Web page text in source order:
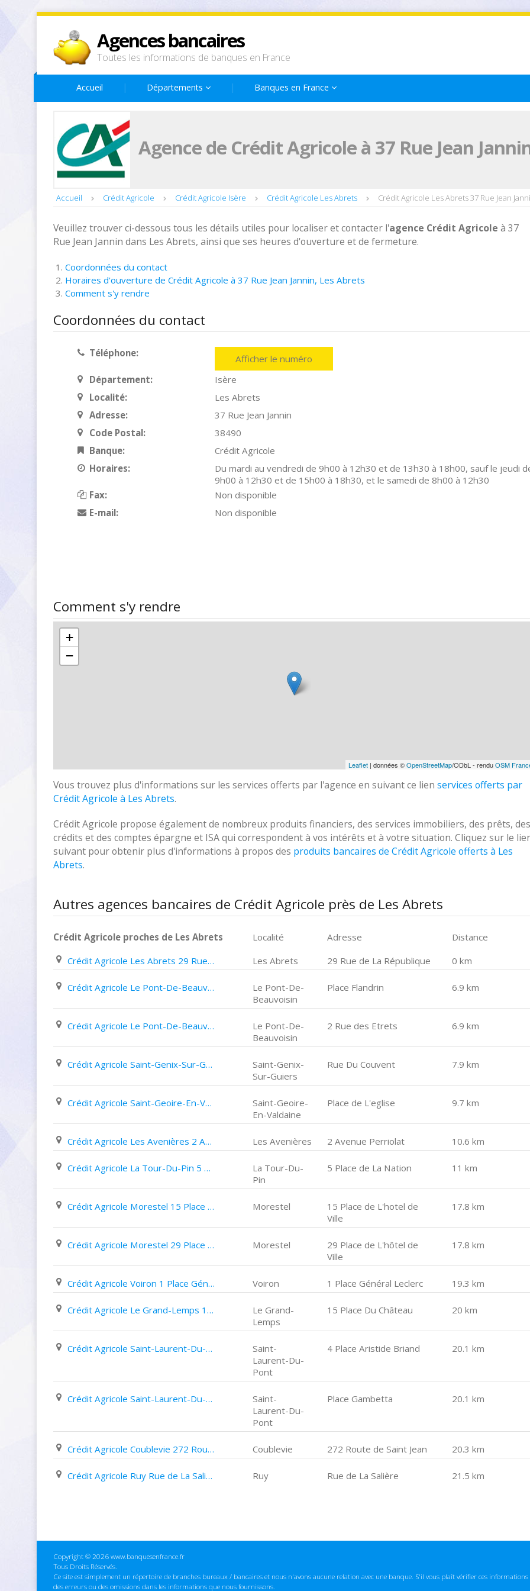
Agences bancaires
Toutes les informations de banques en France
Accueil Départements Banques en France
Agence de Crédit Agricole à 37 Rue Jean
Accueil Crédit Agricole Crédit Agricole Isère Crédit Agricole Les Abrets Crédit Agricole Les Abrets 37 Rue Jean
Veuillez trouver ci-dessous tous les détails utiles pour localiser et contacter l'agence Crédit Agricole à 37
Rue Jean Jannin dans Les Abrets, ainsi que ses heures d'ouverture et de fermeture.
Coordonnées du contact
Horaires d'ouverture de Crédit Agricole à 37 Rue Jean Jannin, Les Abrets
Comment s'y rendre
Coordonnées du contact
Téléphone:
Afficher le numéro
Département:
Isère
Localité:
Les Abrets
Adresse:
37 Rue Jean Jannin
Code Postal:
38490
Banque:
Crédit Agricole
Horaires:
Du mardi au vendredi de 9h00 à 12h30 et de 13h30 à 18h00, sauf le jeudi
9h00 à 12h30 et de 15h00 à 18h30, et le samedi de 8h00 à 12h30
Fax:
Non disponible
E-mail:
Non disponible
Comment s'y rendre
+
−
Leaflet| données ©OpenStreetMap/ODbL - renduOSM
Vous trouvez plus d'informations sur les services offerts par l'agence en suivant ce lien services offerts par
Crédit Agricole à Les Abrets.
Crédit Agricole propose également de nombreux produits financiers, des services immobiliers, des prêts, des
crédits et des comptes épargne et ISA qui correspondent à vos intérêts et à votre situation. Cliquez sur le
suivant pour obtenir plus d'informations à propos des produits bancaires de Crédit Agricole offerts à Les
Abrets.
Autres agences bancaires de Crédit Agricole près de Les Abrets
Crédit Agricole proches de Les Abrets Localité Adresse
Distance
Crédit Agricole Les Abrets 29 Rue de La République
Les Abrets 29 Rue de La République 0 km
Crédit Agricole Le Pont-De-Beauvoisin Place Flandrin
Le Pont-De-
Beauvoisin
Place Flandrin 6.9 km
Crédit Agricole Le Pont-De-Beauvoisin 2 Rue des Etrets
Le Pont-De-
Beauvoisin
2 Rue des Etrets 6.9 km
Crédit Agricole Saint-Genix-Sur-Guiers Rue Du Couvent
Saint-Genix-
Sur-Guiers
Rue Du Couvent 7.9 km
Crédit Agricole Saint-Geoire-En-Valdaine Place de L'eglise
Saint-Geoire-
En-Valdaine
Place de L'eglise 9.7 km
Crédit Agricole Les Avenières 2 Avenue Perriolat Les Avenières 2 Avenue Perriolat 10.6 km
Crédit Agricole La Tour-Du-Pin 5 Place de La Nation
La Tour-Du-
Pin
5 Place de La Nation 11 km
Crédit Agricole Morestel 15 Place de L'hotel de Ville Morestel
15 Place de L'hotel de
Ville
17.8 km
Crédit Agricole Morestel 29 Place de L'hôtel de Ville Morestel
29 Place de L'hôtel de
Ville
17.8 km
Crédit Agricole Voiron 1 Place Général Leclerc Voiron 1 Place Général Leclerc 19.3 km
Crédit Agricole Le Grand-Lemps 15 Place Du Château
Le Grand-
Lemps
15 Place Du Château 20 km
Crédit Agricole Saint-Laurent-Du-Pont 4 Place Aristide Briand
Saint-
Laurent-Du-
Pont
4 Place Aristide Briand 20.1 km
Crédit Agricole Saint-Laurent-Du-Pont Place Gambetta
Saint-
Laurent-Du-
Pont
Place Gambetta 20.1 km
Crédit Agricole Coublevie 272 Route de Saint Jean Coublevie 272 Route de Saint Jean 20.3 km
Crédit Agricole Ruy Rue de La Salière Ruy Rue de La Salière 21.5 km
Copyright © 2026 www.banquesenfrance.fr
Tous Droits Réservés.
Ce site est simplement un répertoire de branches bureaux / bancaires et nous n'avons aucune relation avec une banque. S'il vous plaît vérifier ces
des erreurs ou des omissions dans les informations que nous fournissons.